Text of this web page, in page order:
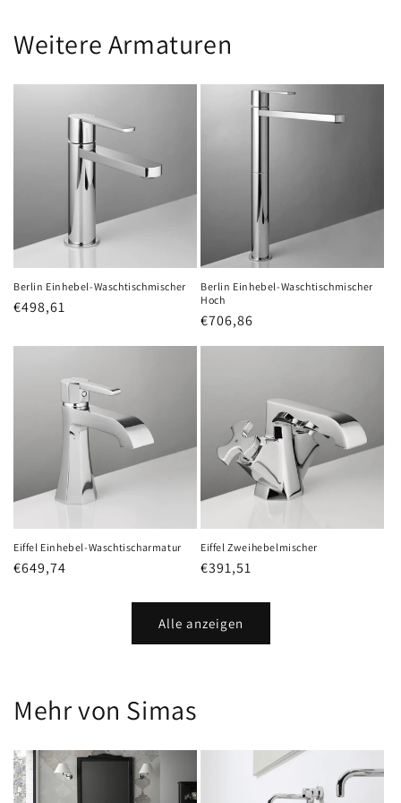
Weitere Armaturen
Berlin Einhebel-Waschtischmischer
Normaler
€498,61
Berlin Einhebel-Waschtischmischer
Hoch
Normaler
€706,86
Eiffel Einhebel-Waschtischarmatur
Normaler
€649,74
Eiffel Zweihebelmischer
Normaler
€391,51
Alle anzeigen
Mehr von Simas